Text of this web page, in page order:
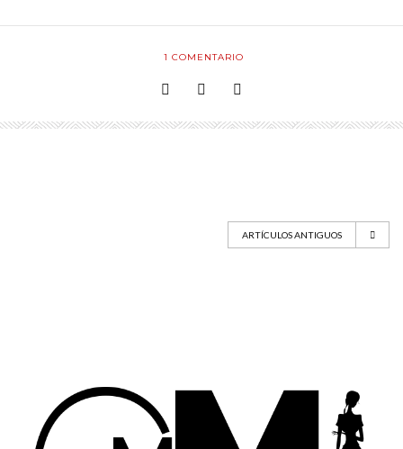
1 COMENTARIO
ARTÍCULOS ANTIGUOS